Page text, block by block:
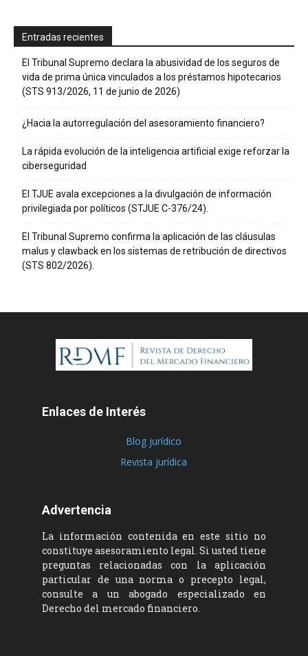
Entradas recientes
El Tribunal Supremo declara la abusividad de los seguros de
vida de prima única vinculados a los préstamos hipotecarios
(STS 913/2026, 11 de junio de 2026)
¿Hacia la autorregulación del asesoramiento financiero?
La rápida evolución de la inteligencia artificial exige reforzar la
ciberseguridad
El TJUE avala excepciones a la divulgación de información
privilegiada por políticos (STJUE C-376/24).
El Tribunal Supremo confirma la aplicación de las cláusulas
malus y clawback en los sistemas de retribución de directivos
(STS 802/2026).
Enlaces de Interés
Blog jurídico
Revista jurídica
Advertencia
La información contenida en este sitio no
constituye asesoramiento legal. Si usted tiene
preguntas relacionadas con la aplicación
particular de una norma o precepto legal,
consulte a un abogado especializado en
Derecho del mercado financiero.